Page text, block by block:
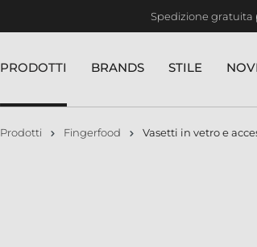
Spedizione gratuita
PRODOTTI BRANDS STILE
Prodotti Fingerfood Vasetti in vetro e